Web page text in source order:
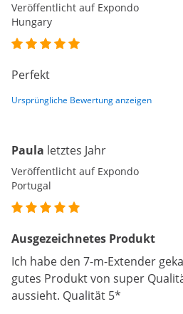
Veröffentlicht auf Expondo
Hungary
Perfekt
Ursprüngliche Bewertung anzeigen
Paula letztes Jahr
Veröffentlicht auf Expondo
Portugal
Ausgezeichnetes Produkt
Ich habe den 7-m-Extender
gutes Produkt von super
aussieht. Qualität 5*